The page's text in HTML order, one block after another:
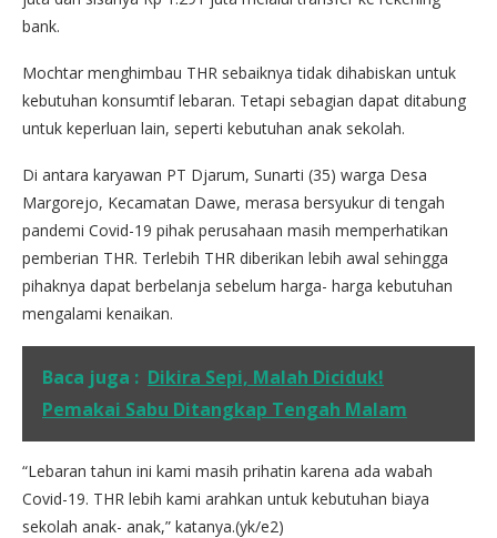
bank.
Mochtar menghimbau THR sebaiknya tidak dihabiskan untuk
kebutuhan konsumtif lebaran. Tetapi sebagian dapat ditabung
untuk keperluan lain, seperti kebutuhan anak sekolah.
Di antara karyawan PT Djarum, Sunarti (35) warga Desa
Margorejo, Kecamatan Dawe, merasa bersyukur di tengah
pandemi Covid-19 pihak perusahaan masih memperhatikan
pemberian THR. Terlebih THR diberikan lebih awal sehingga
pihaknya dapat berbelanja sebelum harga- harga kebutuhan
mengalami kenaikan.
Baca juga : Dikira Sepi, Malah Diciduk!
Pemakai Sabu Ditangkap Tengah Malam
“Lebaran tahun ini kami masih prihatin karena ada wabah
Covid-19. THR lebih kami arahkan untuk kebutuhan biaya
sekolah anak- anak,” katanya.(yk/e2)